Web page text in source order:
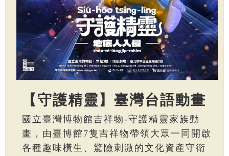
【守護精靈】臺灣台語動畫
國立臺灣博物館吉祥物-守護精靈家族動
畫，由臺博館7隻吉祥物帶領大眾一同開啟
各種趣味橫生、驚險刺激的文化資產守衛